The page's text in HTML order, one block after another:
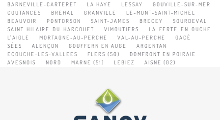
BARNEVILLE-CARTERET
LA HAYE LESSAY
GOUVILLE-SUR-MER
COUTANCES
BREHAL GRANVILLE
LE-MONT-SAINT-MICHEL
BEAUVOIR
PONTORSON SAINT-JAMES BRECEY
SOURDEVAL
SAINT-HILAIRE-DU-HARCOUET
VIMOUTIERS
LA-FERTE-EN-OUCHE
L'AIGLE
MORTAGNE-AU-PERCHE VAL-AU-PERCHE
GACÉ
SÉES
ALENÇON GOUFFERN EN AUGE
ARGENTAN
ECOUCHE-LES-VALLEES
FLERS (50)
DOMFRONT EN POIRAIE
AVESNOIS
NORD MARNE (51) LEBIEZ AISNE (02)